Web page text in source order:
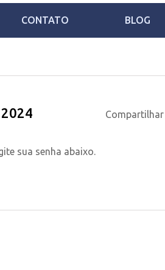
CONTATO BLOG
Compartilhar
sua senha abaixo.